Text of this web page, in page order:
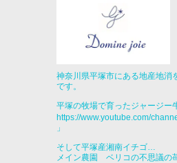
神奈川県平塚市にある地産地消
です。
平塚の牧場で育ったジャージ
https://www.youtube.com/
」
そして平塚産湘南イチゴ…
メイン農園 ベリコの不思議の